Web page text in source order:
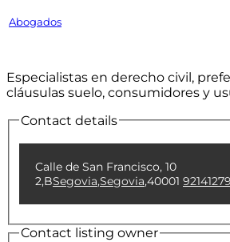
Abogados
Especialistas en derecho civil,
cláusulas suelo, consumidores y
Contact details
Calle de San Francisco, 10
2,BSegovia,Segovia,40001
Contact listing owner